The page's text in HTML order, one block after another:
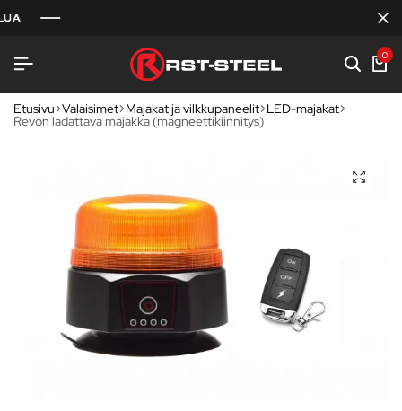
0
Etusivu Valaisimet Majakat ja vilkkupaneelit LED-majakat
Revon ladattava majakka (magneettikiinnitys)